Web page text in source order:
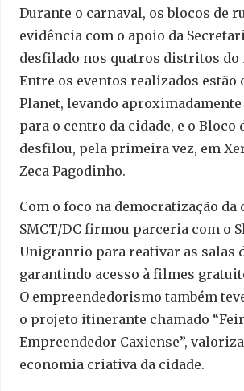
Durante o carnaval, os blocos de
evidência com o apoio da
desfilado nos quatros distritos
Entre os eventos realizados estão
Planet, levando
para o centro da cidade, e o Bloco
desfilou, pela primeira vez, em
Zeca Pagodinho.
Com o foco na democratização da
SMCT/DC firmou parceria com o
Unigranrio para reativar as salas
garantindo acesso à filmes
O empreendedorismo também
o projeto itinerante chamado
Empreendedor Caxiense”,
economia criativa da cidade.